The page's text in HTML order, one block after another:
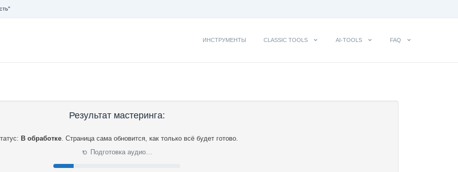
ИНСТРУМЕНТЫ CLASSIC TOOLS AI-TOOLS FAQ
Результат мастеринга:
В обработке. Страница сама обновится, как только всё будет готово.
⟳ Подготовка аудио…